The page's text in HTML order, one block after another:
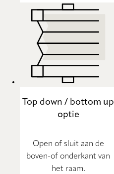
Top down / bottom up
optie
Open of sluit aan de
boven-of onderkant van
het raam.